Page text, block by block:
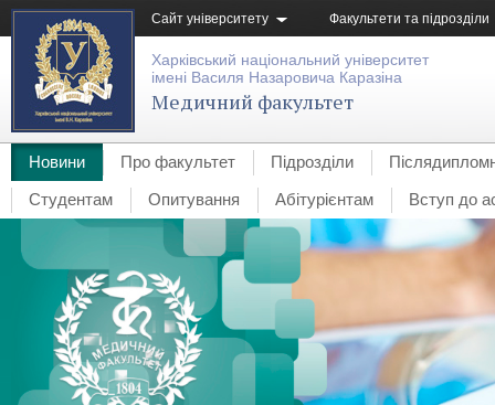
Сайт університету Факультети та підрозділи
Харківський національний університет
імені Василя Назаровича Каразіна
Медичний факультет
Новини Про факультет Підрозділи
Студентам
Опитування Абітурієнтам Вступ до